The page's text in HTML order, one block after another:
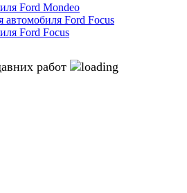
Ford Mondeo
Ford Focus
работ